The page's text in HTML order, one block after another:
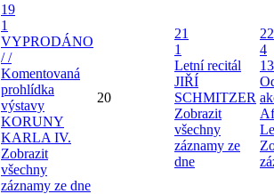
19
1
VYPRODÁNO
/ /
Komentovaná
prohlídka
výstavy
KORUNY
KARLA IV.
Zobrazit
všechny
záznamy ze dne
20
21
1
Letní recitál
JIŘÍ
SCHMITZER
Zobrazit
všechny
záznamy ze
dne
22
4